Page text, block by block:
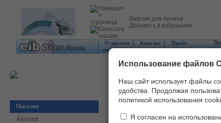
Версия для печати
Добавить в избранное
О проекте Каталог
Прайс-
лист| Контакты
Магазин
Каталог
Использование файлов
Наш сайт использует файлы
удобства. Продолжая
политикой использования
Я согласен на